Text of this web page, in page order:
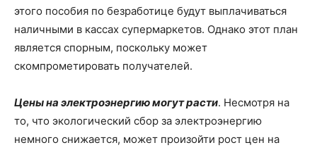
этого пособия по безработице будут выплачиваться
наличными в кассах супермаркетов. Однако этот план
является спорным, поскольку может
скомпрометировать получателей.
Цены на электроэнергию могут расти. Несмотря на
то, что экологический сбор за электроэнергию
немного снижается, может произойти рост цен на